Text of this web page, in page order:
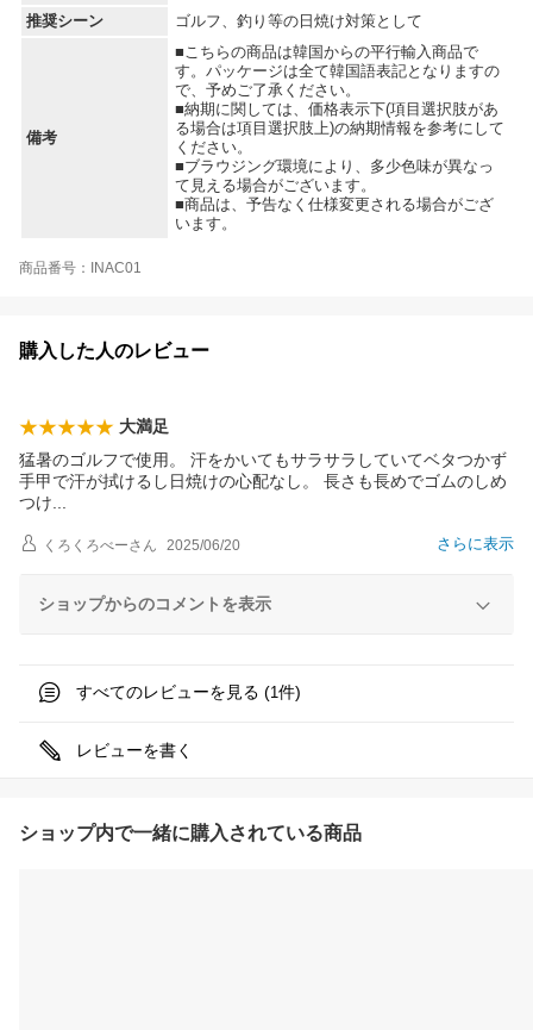
推奨シーン
ゴルフ、釣り等の日焼け対策として
備考
■こちらの商品は韓国からの平行輸入商品で
す。パッケージは全て韓国語表記となりますの
で、予めご了承ください。
■納期に関しては、価格表示下(項目選択肢があ
る場合は項目選択肢上)の納期情報を参考にして
ください。
■ブラウジング環境により、多少色味が異なっ
て見える場合がございます。
■商品は、予告なく仕様変更される場合がござ
います。
商品番号：INAC01
購入した人のレビュー
大満足
猛暑のゴルフで使用。 汗をかいてもサラサラしていてベタつかず
手甲で汗が拭けるし日焼けの心配なし。 長さも長めでゴムのしめ
つけ
さらに表示
くろくろべーさん 2025/06/20
ショップからのコメントを表示
すべてのレビューを見る (1件)
レビューを書く
ショップ内で一緒に購入されている商品